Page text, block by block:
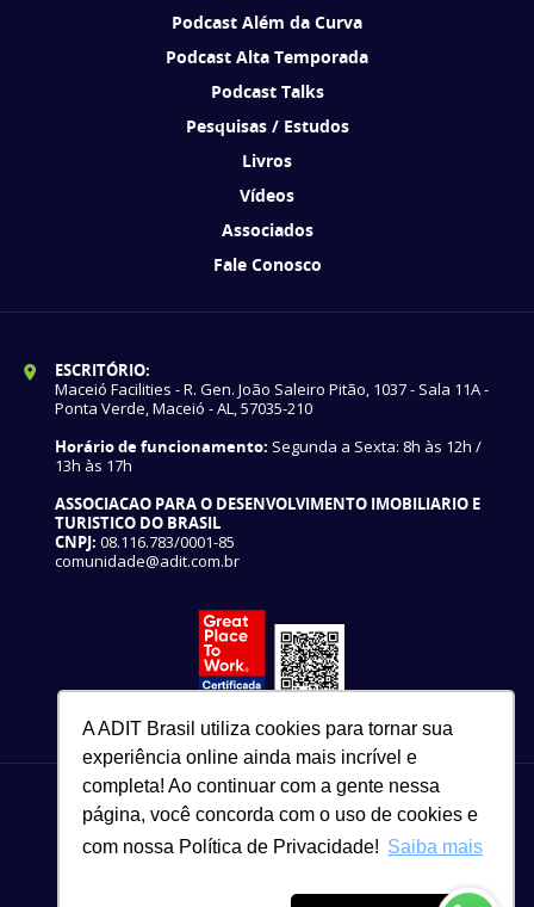
A ADIT Brasil utiliza cookies para tornar sua
experiência online ainda mais incrível e
completa! Ao continuar com a gente nessa
página, você concorda com o uso de cookies e
com nossa Política de Privacidade! Saiba mais
Podcast Além da Curva
Podcast Alta Temporada
Podcast Talks
Pesquisas / Estudos
Livros
Vídeos
Associados
Fale Conosco
ESCRITÓRIO:
Maceió Facilities - R. Gen. João Saleiro Pitão, 1037 - Sala 11A -
Ponta Verde, Maceió - AL, 57035-210
Horário de funcionamento: Segunda a Sexta: 8h às 12h /
13h às 17h
ASSOCIACAO PARA O DESENVOLVIMENTO IMOBILIARIO E
TURISTICO DO BRASIL
CNPJ: 08.116.783/0001-85
comunidade@adit.com.br